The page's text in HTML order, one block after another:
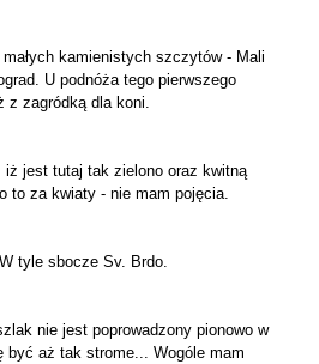
kamienistych szczytów - Mali
U podnóża tego pierwszego
z zagródką dla koni.
iż jest tutaj tak zielono oraz kwitną
to za kwiaty - nie mam pojęcia.
tyle sbocze Sv. Brdo.
nie jest poprowadzony pionowo w
być aż tak strome... Wogóle mam